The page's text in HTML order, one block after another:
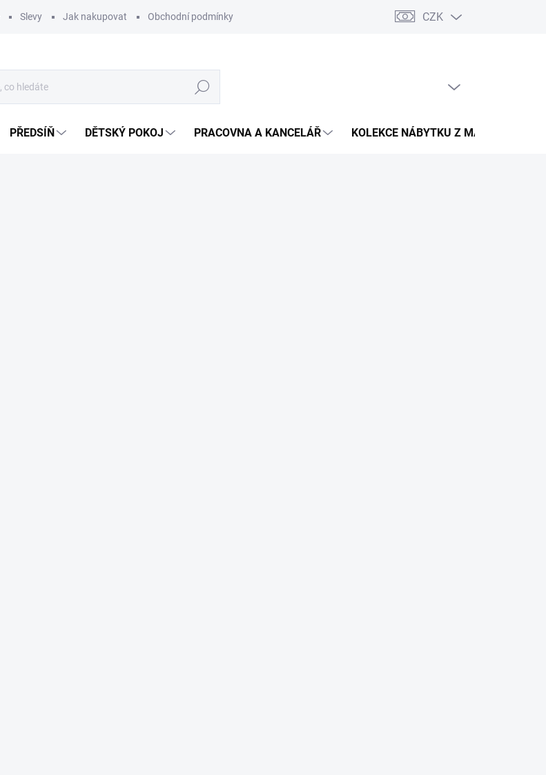
Slevy Jak nakupovat Obchodní podmínky Podmínky ochrany osobních údajů Pojištění zásilky
CZK
Hledat
PŘEDSÍŇ DĚTSKÝ POKOJ PRACOVNA A KANCELÁŘ KOLEKCE NÁBYTKU Z MASIVU